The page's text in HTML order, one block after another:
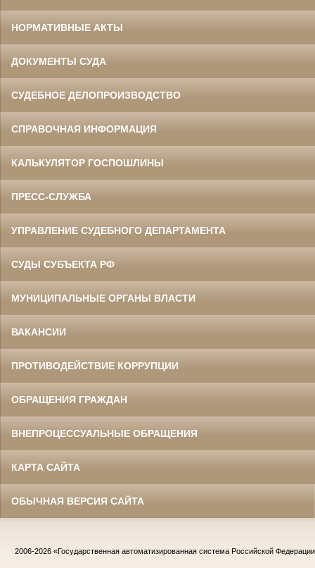
НОРМАТИВНЫЕ АКТЫ
ДОКУМЕНТЫ СУДА
СУДЕБНОЕ ДЕЛОПРОИЗВОДСТВО
СПРАВОЧНАЯ ИНФОРМАЦИЯ
КАЛЬКУЛЯТОР ГОСПОШЛИНЫ
ПРЕСС-СЛУЖБА
УПРАВЛЕНИЕ СУДЕБНОГО ДЕПАРТАМЕНТА
СУДЫ СУБЪЕКТА РФ
МУНИЦИПАЛЬНЫЕ ОРГАНЫ ВЛАСТИ
ВАКАНСИИ
ПРОТИВОДЕЙСТВИЕ КОРРУПЦИИ
ОБРАЩЕНИЯ ГРАЖДАН
ВНЕПРОЦЕССУАЛЬНЫЕ ОБРАЩЕНИЯ
КАРТА САЙТА
ОБЫЧНАЯ ВЕРСИЯ САЙТА
2006-2026 «Государственная автоматизированная система Российской